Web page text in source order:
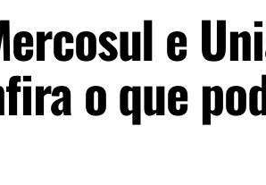
e
o que